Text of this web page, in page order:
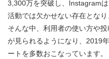
3,300万を突破し、Instagram
活動では欠かせない存在となり
そんな中、利用者の使い方や
が見られるようになり、2019
ートを多数おこなっています。